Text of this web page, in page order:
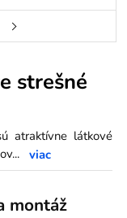
strešné
atraktívne látkové
... viac
montáž